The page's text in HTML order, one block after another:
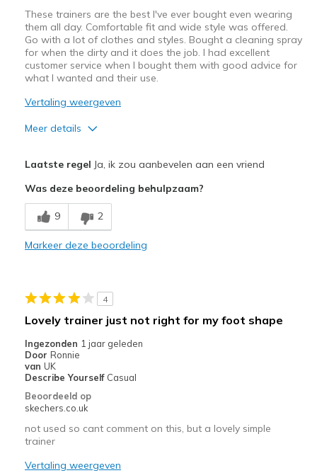
These trainers are the best I've ever bought even wearing
them all day. Comfortable fit and wide style was offered.
Go with a lot of clothes and styles. Bought a cleaning spray
for when the dirty and it does the job. I had excellent
customer service when I bought them with good advice for
what I wanted and their use.
Vertaling weergeven
Meer details
Breathe Well
Comfortable
Minpunten
No problems at all fit brilliant
Beste toepassingen
Casual Wear
Width
Sizing
Feels true to size
Laatste regel Ja, ik zou aanbevelen aan een vriend
Was deze beoordeling behulpzaam?
9 2
Markeer deze beoordeling
4
Lovely trainer just not right for my foot shape
Ingezonden 1 jaar geleden
Door Ronnie
van UK
Describe Yourself Casual
Beoordeeld op
skechers.co.uk
not used so cant comment on this, but a lovely simple
trainer
Vertaling weergeven